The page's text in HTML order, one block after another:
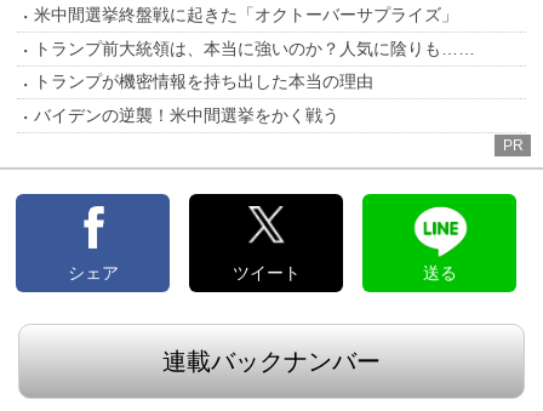
米中間選挙終盤戦に起きた「オクトーバーサプライズ」
トランプ前大統領は、本当に強いのか？人気に陰りも……
トランプが機密情報を持ち出した本当の理由
バイデンの逆襲！米中間選挙をかく戦う
PR
シェア ツイート 送る
連載バックナンバー